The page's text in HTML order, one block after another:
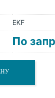
EKF
По